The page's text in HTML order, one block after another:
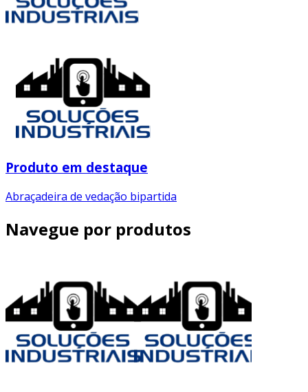
Produto em destaque
Abraçadeira de vedação bipartida
Navegue por produtos